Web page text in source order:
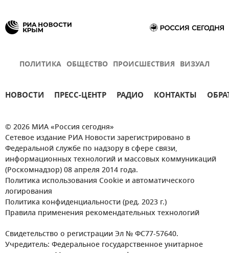
ПОЛИТИКА ОБЩЕСТВО ПРОИСШЕСТВИЯ ВИЗУАЛ
НОВОСТИ ПРЕСС-ЦЕНТР РАДИО КОНТАКТЫ
© 2026 МИА «Россия сегодня»
Сетевое издание РИА Новости зарегистрировано в
Федеральной службе по надзору в сфере связи,
информационных технологий и массовых коммуникаций
(Роскомнадзор) 08 апреля 2014 года.
Политика использования Cookie и автоматического
логирования
Политика конфиденциальности (ред. 2023 г.)
Правила применения рекомендательных технологий
Свидетельство о регистрации Эл № ФС77-57640.
Учредитель: Федеральное государственное унитарное